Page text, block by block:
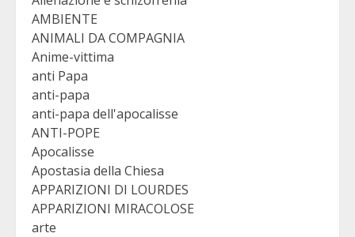
AMBIENTE
ANIMALI DA COMPAGNIA
Anime-vittima
anti Papa
anti-papa
anti-papa dell'apocalisse
ANTI-POPE
Apocalisse
Apostasia della Chiesa
APPARIZIONI DI LOURDES
APPARIZIONI MIRACOLOSE
arte